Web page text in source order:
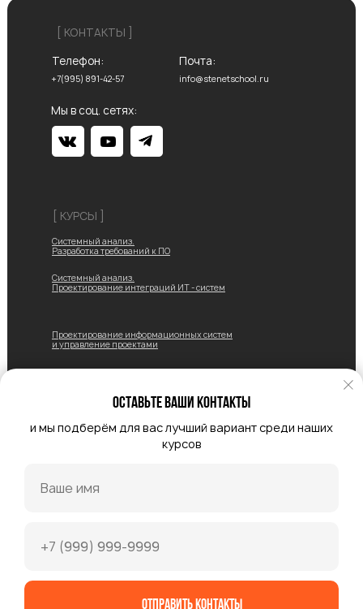
Мы в соц. сетях:
Телефон: Почта:
[ КОНТАКТЫ ]
info@stenetschool.ru
+7(995) 891-42-57
stenet school
[ КУРСЫ ]
Системный анализ.
Разработка требований к ПО
Системный анализ.
Проектирование ‌интеграций ИТ - систем
Компаниям
Проектирование информационных систем
и управление проектами
Сведения об образовательной
организации
Оставьте ваши контакты
и мы подберём для вас лучший вариант среди наших
курсов
Отправить контакты